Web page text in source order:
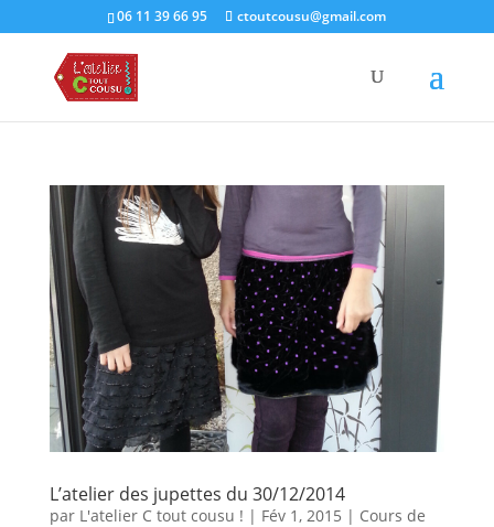
06 11 39 66 95 ctoutcousu@gmail.com
L’atelier des jupettes du 30/12/2014
par L'atelier C tout cousu ! | Fév 1, 2015 | Cours de